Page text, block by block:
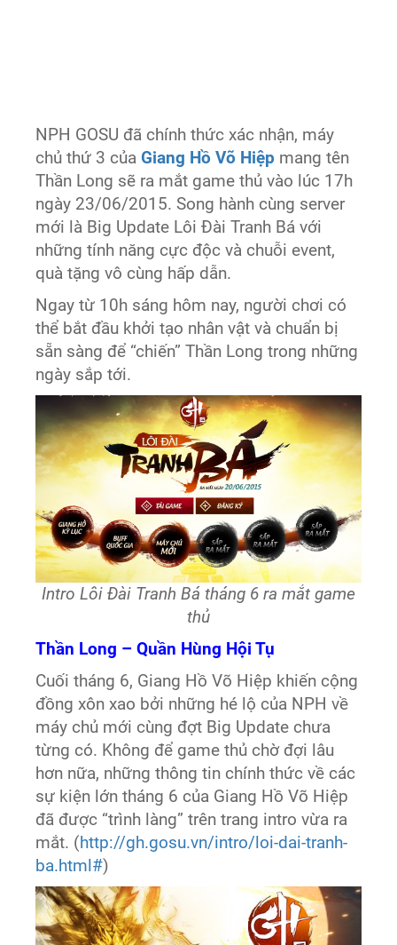
NPH GOSU đã chính thức xác nhận, máy
chủ thứ 3 củaGiang Hồ Võ Hiệp mang tên
Thần Long sẽ ra mắt game thủ vào lúc 17h
ngày 23/06/2015. Song hành cùng server
mới là Big Update Lôi Đài Tranh Bá với
những tính năng cực độc và chuỗi event,
quà tặng vô cùng hấp dẫn.
Ngay từ 10h sáng hôm nay, người chơi có
thể bắt đầu khởi tạo nhân vật và chuẩn bị
sẵn sàng để “chiến” Thần Long trong những
ngày sắp tới.
Intro Lôi Đài Tranh Bá tháng 6 ra mắt game
thủ
Thần Long – Quần Hùng Hội Tụ
Cuối tháng 6, Giang Hồ Võ Hiệp khiến cộng
đồng xôn xao bởi những hé lộ của NPH về
máy chủ mới cùng đợt Big Update chưa
từng có. Không để game thủ chờ đợi lâu
hơn nữa, những thông tin chính thức về các
sự kiện lớn tháng 6 của Giang Hồ Võ Hiệp
đã được “trình làng” trên trang intro vừa ra
mắt. (http://gh.gosu.vn/intro/loi-dai-tranh-
ba.html#)